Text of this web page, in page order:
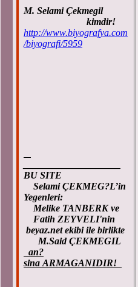
M. Selami Çekmegil
kimdir!
http://www.biyografya.com
/biyografi/5959
BU SITE
Selami ÇEKMEG?L’in
Yegenleri:
Melike TANBERK ve
Fatih ZEYVELI'nin
beyaz.net ekibi ile birlikte
M.Said ÇEKMEGIL
an?
sina ARMAGANIDIR!